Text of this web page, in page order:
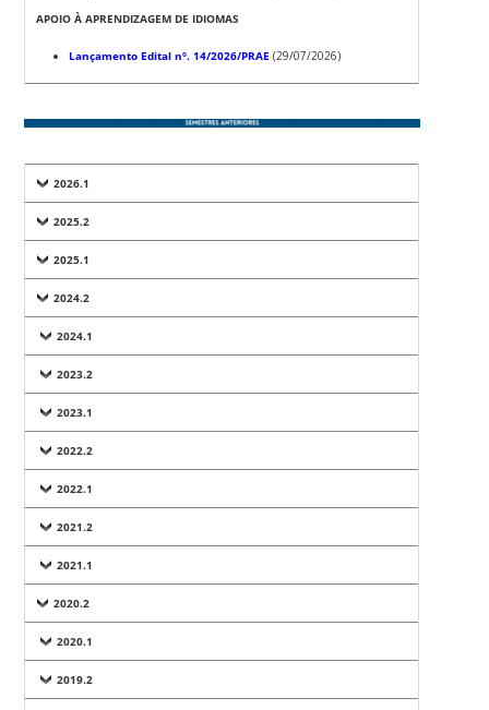
APOIO À APRENDIZAGEM DE IDIOMAS
Lançamento Edital nº. 14/2026/PRAE (29/07/2026)
2026.1
2025.2
2025.1
2024.2
2024.1
2023.2
2023.1
2022.2
2022.1
2021.2
2021.1
2020.2
2020.1
2019.2